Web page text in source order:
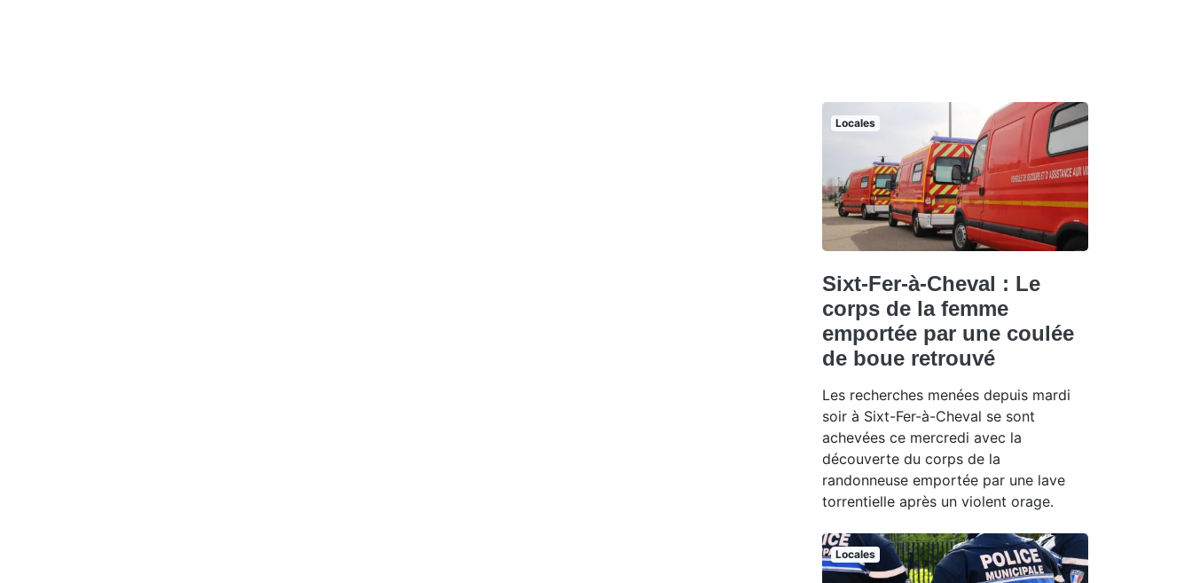
Locales
Sixt-Fer-à-Cheval : Le
corps de la femme
emportée par une coulée
de boue retrouvé
Les recherches menées depuis mardi
soir à Sixt-Fer-à-Cheval se sont
achevées ce mercredi avec la
découverte du corps de la
randonneuse emportée par une lave
torrentielle après un violent orage.
Locales